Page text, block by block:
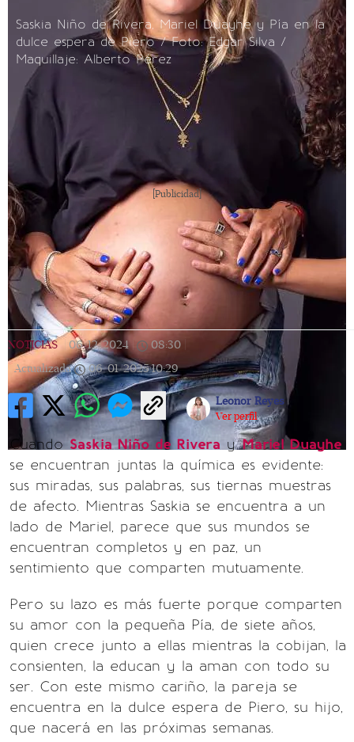
Saskia Niño de Rivera, Mariel Duayhe y Pía en la
dulce espera de Piero / Foto: Edgar Silva /
Maquillaje: Alberto Pérez
[Publicidad]
NOTICIAS 06/12/2024 | 08:30
Actualizada
06/01/2025 10:29
Leonor Reyes
Ver perfil
Cuando Saskia Niño de Rivera yMariel Duayhe
se encuentran juntas la química es evidente:
sus miradas, sus palabras, sus tiernas muestras
de afecto. Mientras Saskia se encuentra a un
lado de Mariel, parece que sus mundos se
encuentran completos y en paz, un
sentimiento que comparten mutuamente.
Pero su lazo es más fuerte porque comparten
su amor con la pequeña Pía, de siete años,
quien crece junto a ellas mientras la cobijan, la
consienten, la educan y la aman con todo su
ser. Con este mismo cariño, la pareja se
encuentra en la dulce espera de Piero, su hijo,
que nacerá en las próximas semanas.